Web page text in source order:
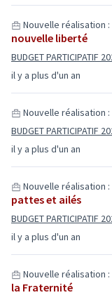
il y a plus d'un an
Nouvelle réalisation :
nouvelle liberté
BUDGET PARTICIPATIF
il y a plus d'un an
Nouvelle réalisation :
BUDGET PARTICIPATIF
il y a plus d'un an
Nouvelle réalisation :
pattes et ailés
BUDGET PARTICIPATIF
Nouvelle réalisation :
la Fraternité